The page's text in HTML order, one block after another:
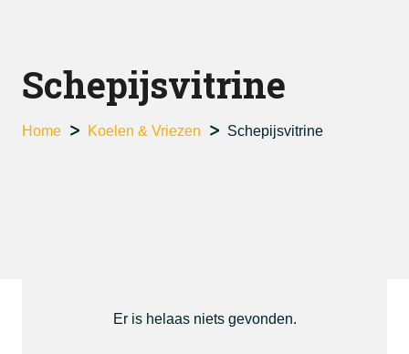
Schepijsvitrine
Home Koelen & Vriezen Schepijsvitrine
Er is helaas niets gevonden.